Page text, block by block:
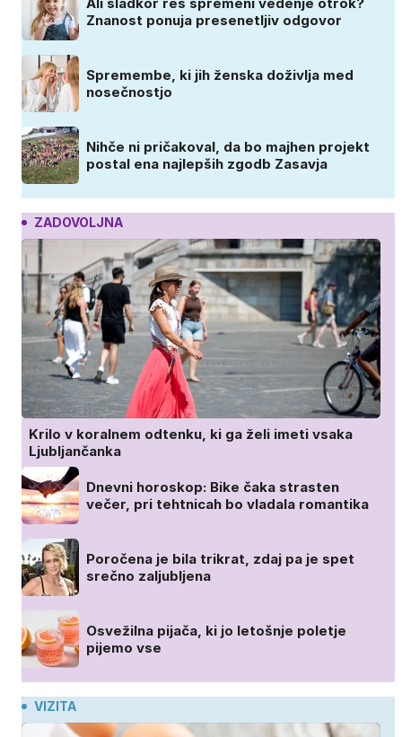
Znanost ponuja presenetljiv odgovor
Spremembe, ki jih ženska doživlja med
nosečnostjo
Nihče ni pričakoval, da bo majhen projekt
postal ena najlepših zgodb Zasavja
ZADOVOLJNA
Krilo v koralnem odtenku, ki ga želi imeti vsaka
Ljubljančanka
Dnevni horoskop: Bike čaka strasten
večer, pri tehtnicah bo vladala romantika
Poročena je bila trikrat, zdaj pa je spet
srečno zaljubljena
Osvežilna pijača, ki jo letošnje poletje
pijemo vse
VIZITA